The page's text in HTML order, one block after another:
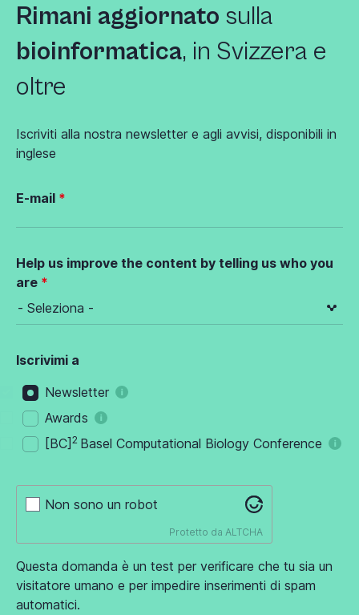
Rimani aggiornato sulla
bioinformatica, in Svizzera e
oltre
Iscriviti alla nostra newsletter e agli avvisi, disponibili in
inglese
E-mail
Help us improve the content by telling us who you
are
Iscrivimi a
Newsletter
Awards
[BC] 2 Basel Computational Biology Conference
Non sono un robot
Protetto da ALTCHA
Questa domanda è un test per verificare che tu sia un
visitatore umano e per impedire inserimenti di spam
automatici.